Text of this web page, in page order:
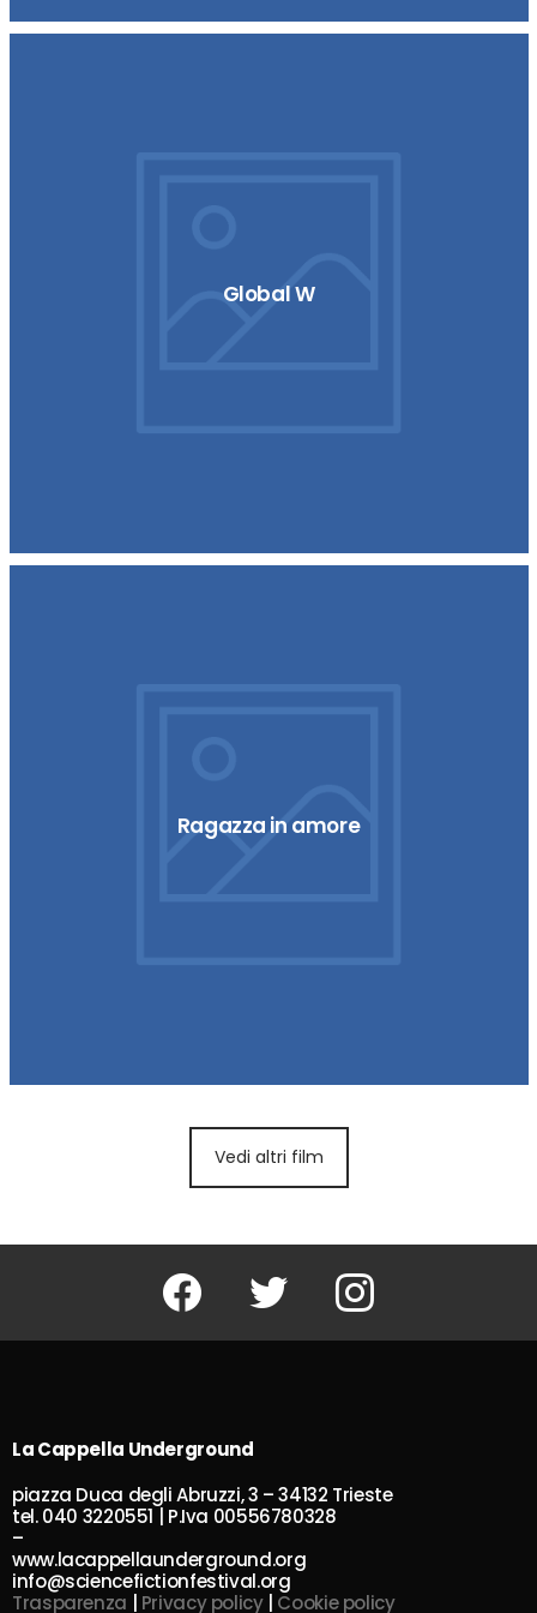
Global W
Ragazza in amore
Vedi altri film
Facebook Twitter Instagram
La Cappella Underground
piazza Duca degli Abruzzi, 3 – 34132 Trieste
tel. 040 3220551 | P.Iva 00556780328
–
www.lacappellaunderground.org
info@sciencefictionfestival.org
Trasparenza | Privacy policy| Cookie policy